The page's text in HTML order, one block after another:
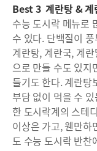
Best 3 계란탕 & 계
수능 도시락 메뉴로
수 있다. 단백질이
계란탕, 계란국, 계
으로 만들 수도 있지
들기도 한다. 계란탕
부담 없이 먹을 수
한 도시락계의 스테
이상은 가고, 웬만하
도 수능 도시락 반찬